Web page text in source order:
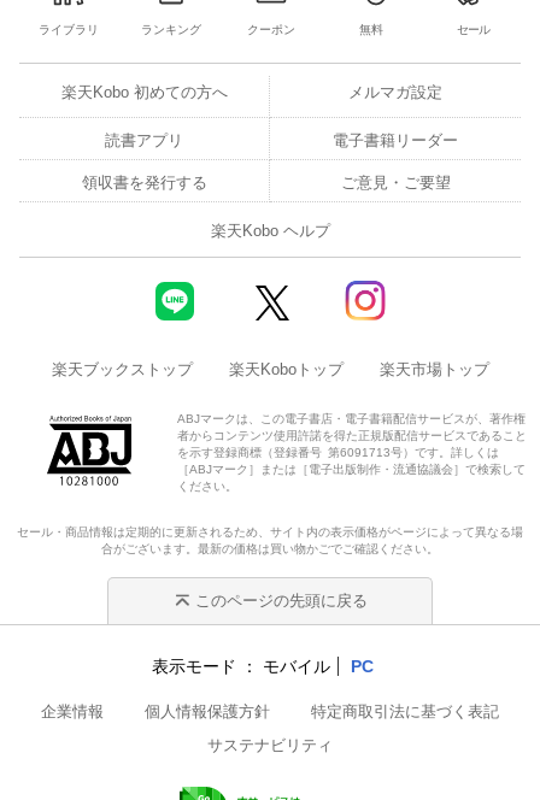
ライブラリ ランキング クーポン 無料 セール
楽天Kobo 初めての方へ メルマガ設定
読書アプリ 電子書籍リーダー
領収書を発行する ご意見・ご要望
楽天Kobo ヘルプ
楽天ブックストップ 楽天Koboトップ 楽天市場トップ
ABJマークは、この電子書店・電子書籍配信サービスが、著作権
者からコンテンツ使用許諾を得た正規版配信サービスであること
を示す登録商標（登録番号 第6091713号）です。詳しくは
［ABJマーク］または［電子出版制作・流通協議会］で検索して
ください。
セール・商品情報は定期的に更新されるため、サイト内の表示価格がページによって異なる場
合がございます。最新の価格は買い物かごでご確認ください。
このページの先頭に戻る
表示モード モバイル PC
企業情報 個人情報保護方針
特定商取引法に基づく表記
サステナビリティ